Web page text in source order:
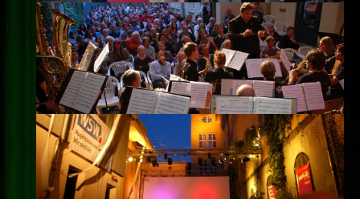
Konzept
Archiv
Kontakt
Impressum
Datenschutz